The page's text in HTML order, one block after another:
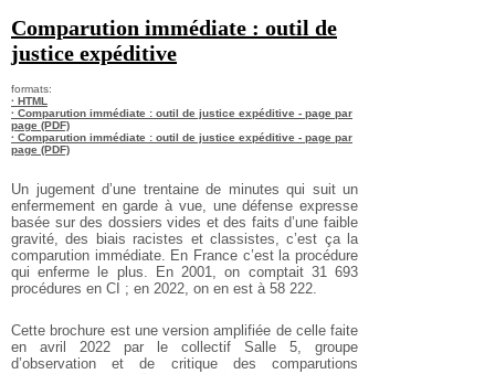
Comparution immédiate : outil de
justice expéditive
formats:
· HTML
· Comparution immédiate : outil de justice expéditive - page par
page (PDF)
· Comparution immédiate : outil de justice expéditive - page par
page (PDF)
Un jugement d’une trentaine de minutes qui suit un
enfermement en garde à vue, une défense expresse
basée sur des dossiers vides et des faits d’une faible
gravité, des biais racistes et classistes, c’est ça la
comparution immédiate. En France c’est la procédure
qui enferme le plus. En 2001, on comptait 31 693
procédures en CI ; en 2022, on en est à 58 222.
Cette brochure est une version amplifiée de celle faite
en avril 2022 par le collectif Salle 5, groupe
d’observation et de critique des comparutions